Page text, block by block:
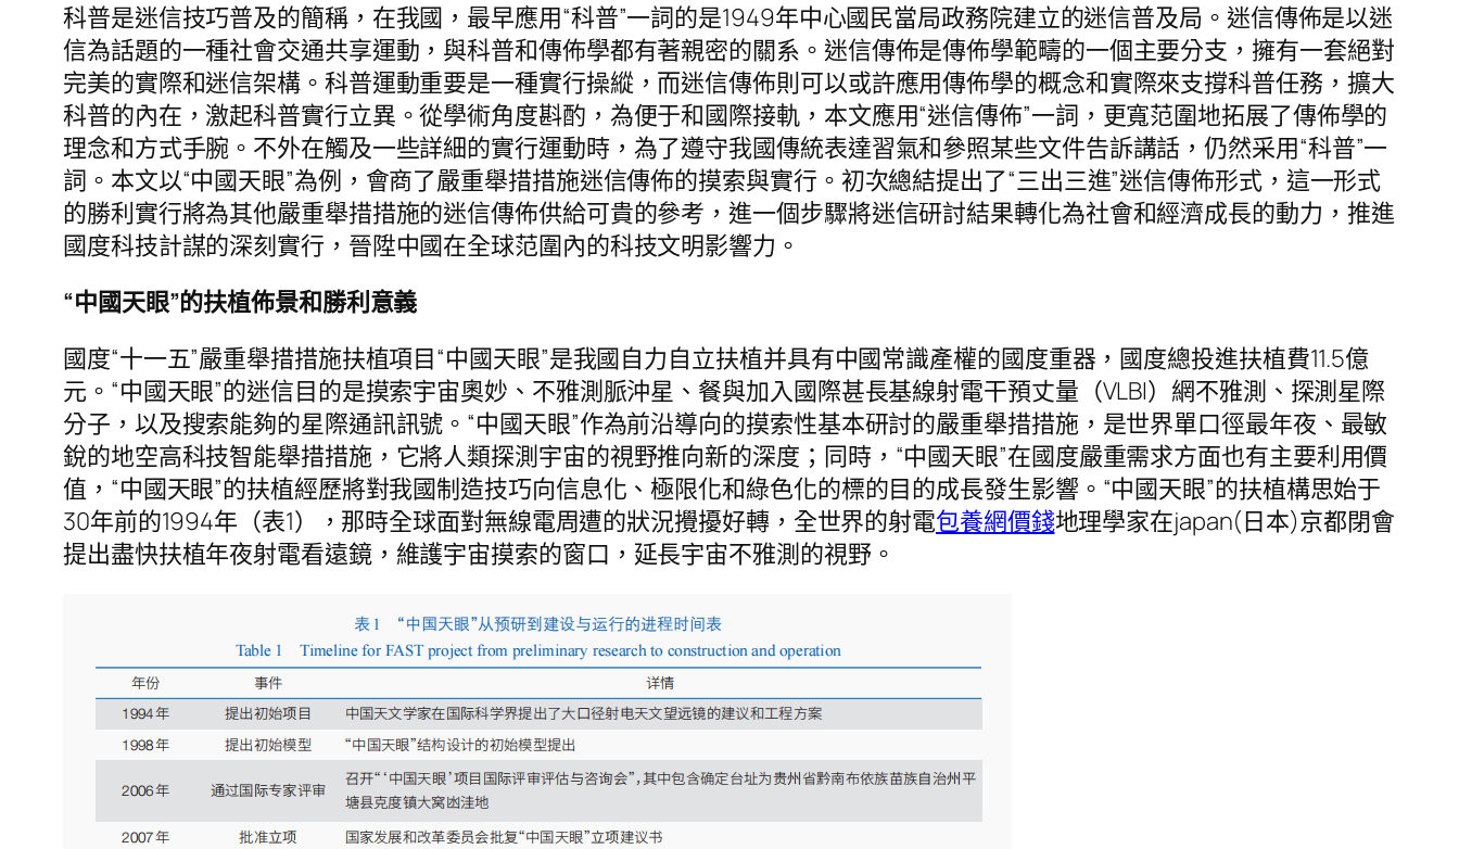
科普是迷信技巧普及的簡稱，在我國，最早應用“科普”一詞的是1949年中心國民當局政務院建立的迷信普及局。迷信傳佈是以迷
信為話題的一種社會交通共享運動，與科普和傳佈學都有著親密的關系。迷信傳佈是傳佈學範疇的一個主要分支，擁有一套絕對
完美的實際和迷信架構。科普運動重要是一種實行操縱，而迷信傳佈則可以或許應用傳佈學的概念和實際來支撐科普任務，擴大
科普的內在，激起科普實行立異。從學術角度斟酌，為便于和國際接軌，本文應用“迷信傳佈”一詞，更寬范圍地拓展了傳佈學的
理念和方式手腕。不外在觸及一些詳細的實行運動時，為了遵守我國傳統表達習氣和參照某些文件告訴講話，仍然采用“科普”一
詞。本文以“中國天眼”為例，會商了嚴重舉措措施迷信傳佈的摸索與實行。初次總結提出了“三出三進”迷信傳佈形式，這一形式
的勝利實行將為其他嚴重舉措措施的迷信傳佈供給可貴的參考，進一個步驟將迷信研討結果轉化為社會和經濟成長的動力，推進
國度科技計謀的深刻實行，晉陞中國在全球范圍內的科技文明影響力。
“中國天眼”的扶植佈景和勝利意義
國度“十一五”嚴重舉措措施扶植項目“中國天眼”是我國自力自立扶植并具有中國常識產權的國度重器，國度總投進扶植費11.5億
元。“中國天眼”的迷信目的是摸索宇宙奧妙、不雅測脈沖星、餐與加入國際甚長基線射電干預丈量（VLBI）網不雅測、探測星際
分子，以及搜索能夠的星際通訊訊號。“中國天眼”作為前沿導向的摸索性基本研討的嚴重舉措措施，是世界單口徑最年夜、最敏
銳的地空高科技智能舉措措施，它將人類探測宇宙的視野推向新的深度；同時，“中國天眼”在國度嚴重需求方面也有主要利用價
值，“中國天眼”的扶植經歷將對我國制造技巧向信息化、極限化和綠色化的標的目的成長發生影響。“中國天眼”的扶植構思始于
30年前的1994年（表1），那時全球面對無線電周遭的狀況攪擾好轉，全世界的射電包養網價錢地理學家在japan(日本)京都閉會
提出盡快扶植年夜射電看遠鏡，維護宇宙摸索的窗口，延長宇宙不雅測的視野。